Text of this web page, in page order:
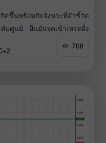
ดขึ้นพร้อมกับจังหวะที่ตัวชี้วัด
ดับศูนย์ ยืนยันจุดเข้าเทรดฝั่ง
ซึ่งนำไปสู่การร่วงลงของคู่
เมื่อวานนี้ ในช่วงเซสชัน
708